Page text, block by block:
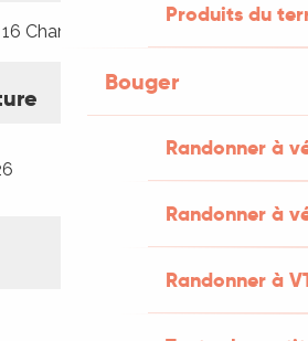
Produits du
Bouger
Randonner à
Randonner à
Randonner à
16 Chambre(s)